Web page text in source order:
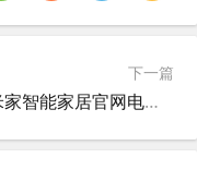
下一篇
兔米家智能家居官网电话,小米兔怎么连手机？